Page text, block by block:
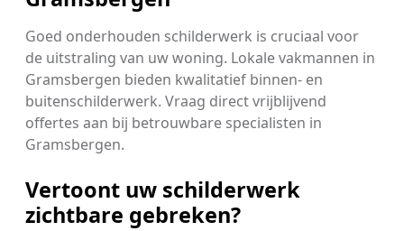
Goed onderhouden schilderwerk is cruciaal voor
de uitstraling van uw woning. Lokale vakmannen in
Gramsbergen bieden kwalitatief binnen- en
buitenschilderwerk. Vraag direct vrijblijvend
offertes aan bij betrouwbare specialisten in
Gramsbergen.
Vertoont uw schilderwerk
zichtbare gebreken?